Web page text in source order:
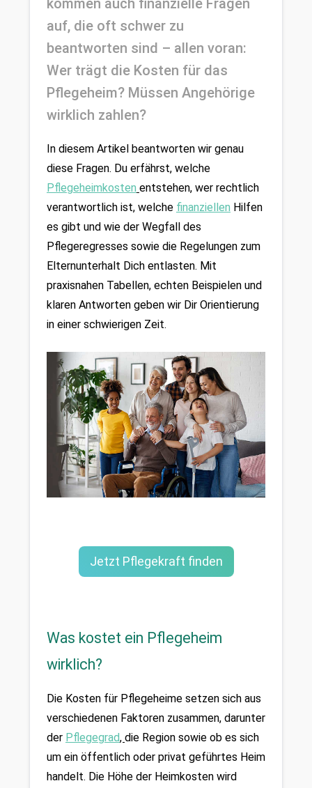
kommen auch finanzielle Fragen
auf, die oft schwer zu
beantworten sind – allen voran:
Wer trägt die Kosten für das
Pflegeheim? Müssen Angehörige
wirklich zahlen?
In diesem Artikel beantworten wir genau
Pflegeheimkosten entstehen, wer rechtlich
verantwortlich ist, welche finanziellen Hilfen
es gibt und wie der Wegfall des
Pflegeregresses sowie die Regelungen zum
Elternunterhalt Dich entlasten. Mit
praxisnahen Tabellen, echten Beispielen und
klaren Antworten geben wir Dir Orientierung
in einer schwierigen Zeit.
Jetzt Pflegekraft finden
Was kostet ein Pflegeheim
wirklich?
Die Kosten für Pflegeheime setzen sich aus
verschiedenen Faktoren zusammen, darunter
der Pflegegrad, die Region sowie ob es sich
um ein öffentlich oder privat geführtes Heim
handelt. Die Höhe der Heimkosten wird